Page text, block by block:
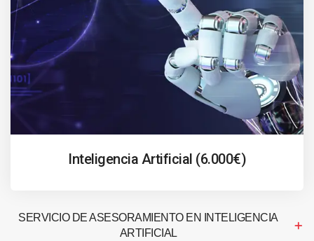
Inteligencia Artificial (6.000€)
SERVICIO DE ASESORAMIENTO EN INTELIGENCIA
ARTIFICIAL